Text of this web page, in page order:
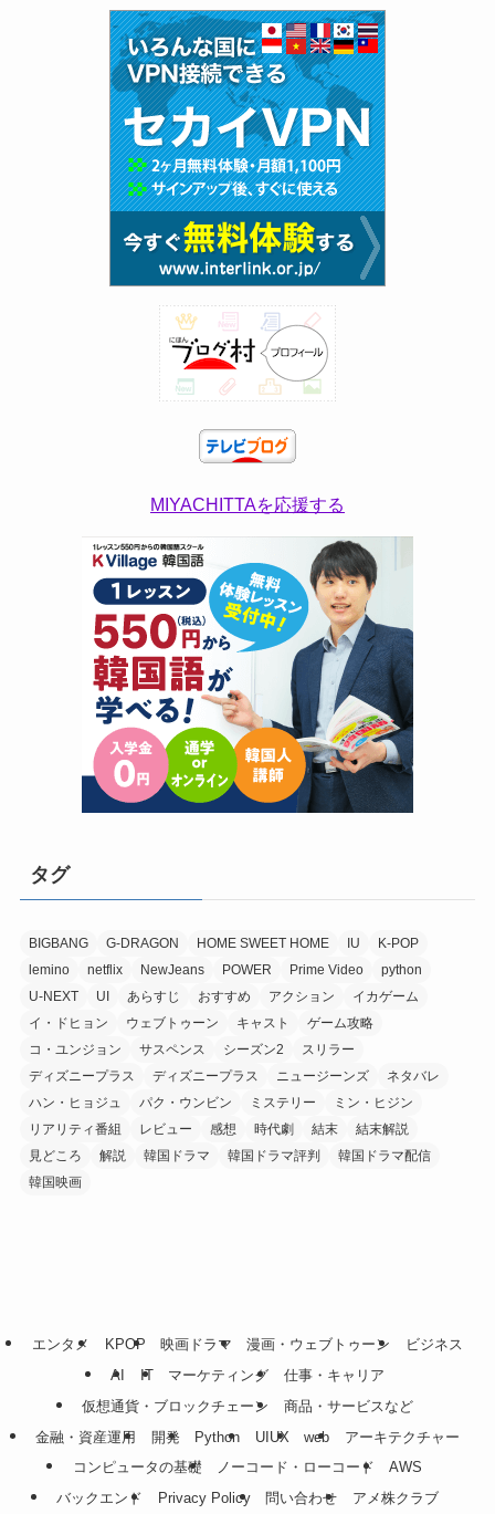
MIYACHITTAを応援する
タグ
BIGBANG G-DRAGON HOME SWEET HOME IU
K-POP
lemino
netflix NewJeans POWER Prime Video
python
U-NEXT
UI あらすじ おすすめ アクション
イカゲーム
イ・ドヒョン
ウェブトゥーン キャスト
ゲーム攻略
コ・ユンジョン
サスペンス シーズン2
スリラー
ディズニープラス
ディズニープラス ニュージーンズ
ネタバレ
ハン・ヒョジュ
パク・ウンビン ミステリー
ミン・ヒジン
リアリティ番組
レビュー 感想 時代劇 結末
結末解説
見どころ
解説 韓国ドラマ 韓国ドラマ評判
韓国ドラマ配信
韓国映画
エンタメ KPOP 映画ドラマ 漫画・ウェブトゥーン
ビジネス
AI
IT マーケティング
仕事・キャリア
仮想通貨・ブロックチェーン
商品・サービスなど
金融・資産運用
開発 Python UIUX web
アーキテクチャー
コンピュータの基礎
ノーコード・ローコード
AWS
バックエンド
Privacy Policy 問い合わせ アメ株クラブ